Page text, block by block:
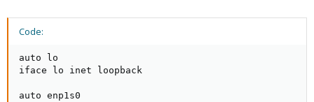
Code:
auto lo
iface lo inet loopback
auto enp1s0